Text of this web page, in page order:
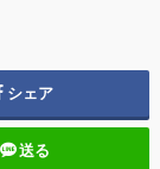
シェア
送る